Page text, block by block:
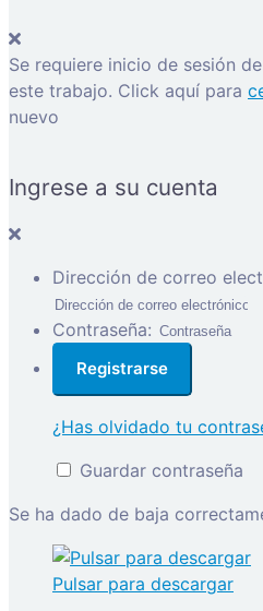
Se requiere inicio de sesión
este trabajo. Click aquí para
nuevo
Ingrese a su cuenta
Dirección de correo
Contraseña:
¿Has olvidado tu
Guardar contraseña
Se ha dado de baja
Pulsar para descargar